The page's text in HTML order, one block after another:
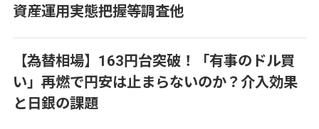
資産運用実態把握等調査他
【為替相場】163円台突破！「有事のドル買
い」再燃で円安は止まらないのか？介入効果
と日銀の課題